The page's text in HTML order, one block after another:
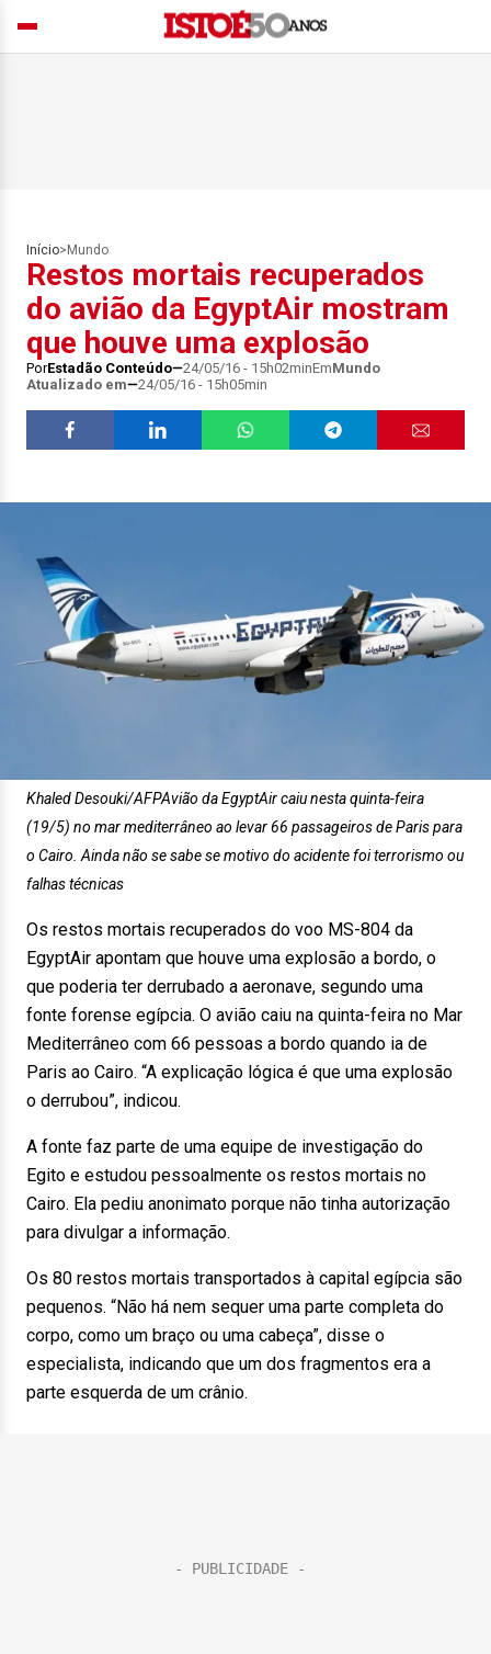
Início> Mundo
Restos mortais recuperados
do avião da EgyptAir mostram
que houve uma explosão
PorEstadão Conteúdo 24/05/16 - 15h02minEmMundo
Atualizado em
24/05/16 - 15h05min
Khaled Desouki/AFPAvião da EgyptAir caiu nesta quinta-feira
(19/5) no mar mediterrâneo ao levar 66 passageiros de Paris para
o Cairo. Ainda não se sabe se motivo do acidente foi terrorismo ou
falhas técnicas
Os restos mortais recuperados do voo MS-804 da
EgyptAir apontam que houve uma explosão a bordo, o
que poderia ter derrubado a aeronave, segundo uma
fonte forense egípcia. O avião caiu na quinta-feira no Mar
Mediterrâneo com 66 pessoas a bordo quando ia de
Paris ao Cairo. “A explicação lógica é que uma explosão
o derrubou”, indicou.
A fonte faz parte de uma equipe de investigação do
Egito e estudou pessoalmente os restos mortais no
Cairo. Ela pediu anonimato porque não tinha autorização
para divulgar a informação.
Os 80 restos mortais transportados à capital egípcia são
pequenos. “Não há nem sequer uma parte completa do
corpo, como um braço ou uma cabeça”, disse o
especialista, indicando que um dos fragmentos era a
parte esquerda de um crânio.